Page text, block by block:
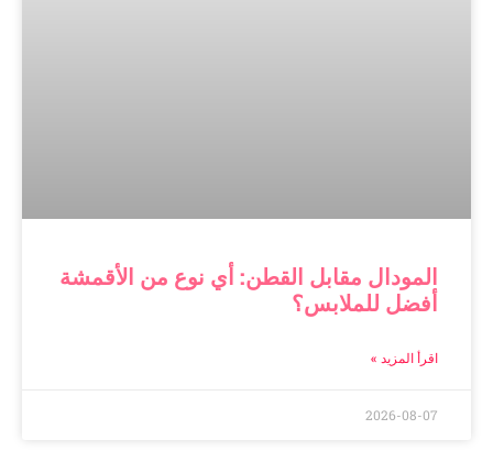
المودال مقابل القطن: أي نوع من الأقمشة
أفضل للملابس؟
اقرأ المزيد »
2026-08-07